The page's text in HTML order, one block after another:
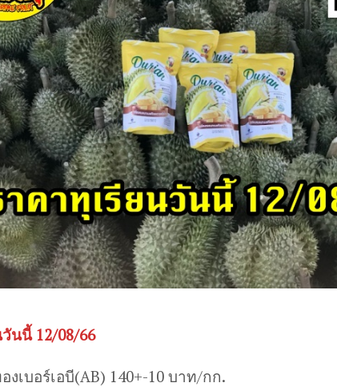
นนี้ 12/08/66
งเบอร์เอบี(AB) 140+-10 บาท/กก.